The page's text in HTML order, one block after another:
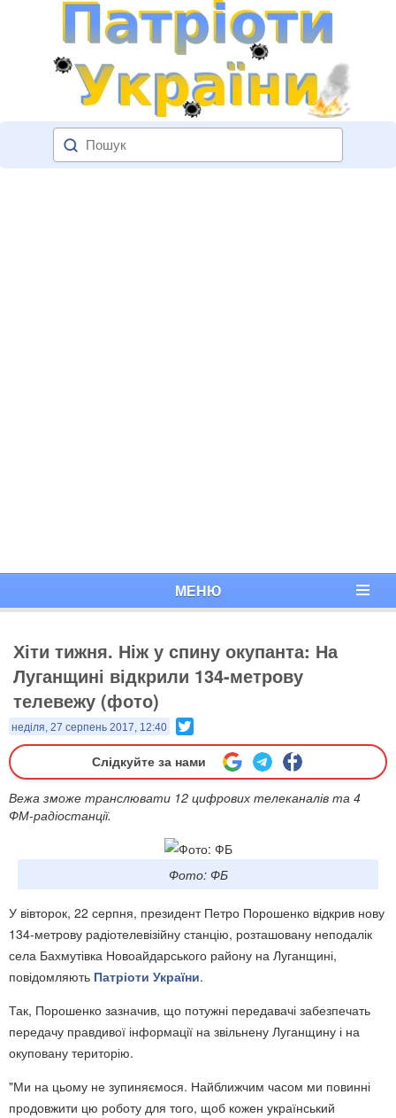
МЕНЮ
Хіти тижня. Ніж у спину окупанта: На
Луганщині відкрили 134-метрову
телевежу (фото)
неділя, 27 серпень 2017, 12:40
Слідкуйте за нами
Вежа зможе транслювати 12 цифрових телеканалів та 4
ФМ-радіостанції.
Фото: ФБ
У вівторок, 22 серпня, президент Петро Порошенко відкрив нову
134-метрову радіотелевізійну станцію, розташовану неподалік
села Бахмутівка Новоайдарського району на Луганщині,
повідомляють Патріоти України.
Так, Порошенко зазначив, що потужні передавачі забезпечать
передачу правдивої інформації на звільнену Луганщину і на
окуповану територію.
"Ми на цьому не зупиняємося. Найближчим часом ми повинні
продовжити цю роботу для того, щоб кожен український